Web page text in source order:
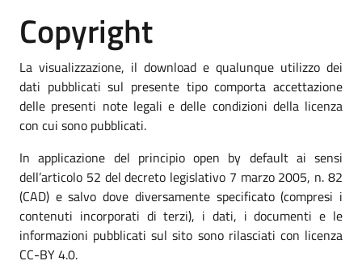
Copyright
La visualizzazione, il download e qualunque utilizzo dei
dati pubblicati sul presente tipo comporta accettazione
delle presenti note legali e delle condizioni della licenza
con cui sono pubblicati.
In applicazione del principio open by default ai sensi
dell’articolo 52 del decreto legislativo 7 marzo 2005, n. 82
(CAD) e salvo dove diversamente specificato (compresi i
contenuti incorporati di terzi), i dati, i documenti e le
informazioni pubblicati sul sito sono rilasciati con licenza
CC-BY 4.0.